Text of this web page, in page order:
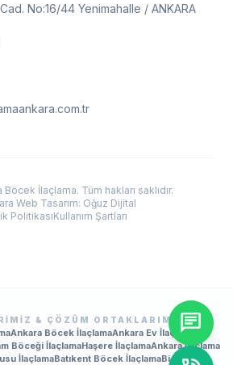
No:16/44 Yenimahalle / ANKARA
İlaçlama. Tüm hakları saklıdır.
Web Tasarım: Oğuz Dijital
PolitikasıKullanım Şartları
chat
& ÇÖZÜM ORTAKLARIMIZ
Ankara Böcek İlaçlamaAnkara Ev İlaçlama
Böceği İlaçlamaHaşere İlaçlamaAnkara İlaçlama
İlaçlamaBatıkent Böcek İlaçlamaBioPrime